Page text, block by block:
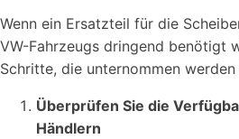
Wenn ein Ersatzteil für die
VW-Fahrzeugs dringend benötigt
Schritte, die unternommen werden
Überprüfen Sie die
Händlern